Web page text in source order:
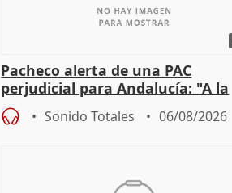
Pacheco alerta de una PAC
perjudicial para Andalucía: "A la
agricultura hay que protegerla"
Sonido Totales 06/08/2026